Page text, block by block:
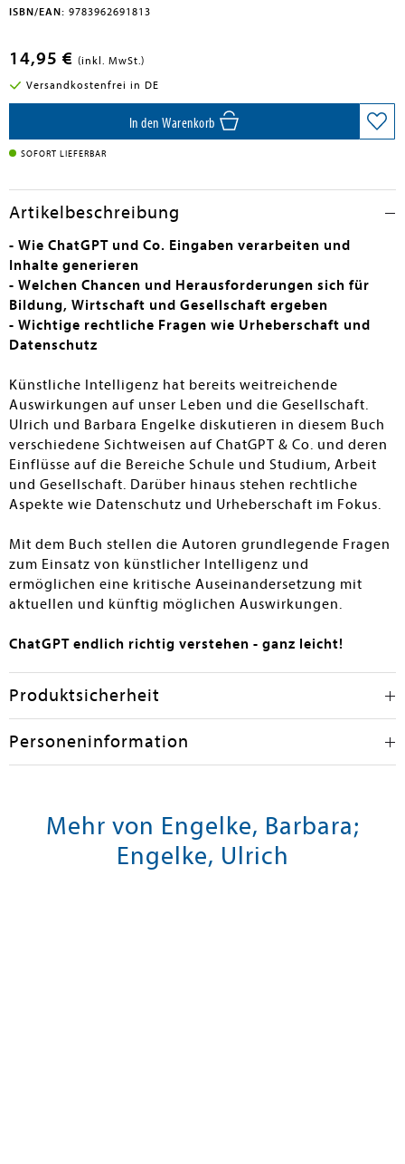
ISBN/EAN: 9783962691813
14,95 € (inkl. MwSt.)
Versandkostenfrei in DE
In den Warenkorb
SOFORT LIEFERBAR
Artikelbeschreibung
- Wie ChatGPT und Co. Eingaben verarbeiten und
Inhalte generieren
- Welchen Chancen und Herausforderungen sich für
Bildung, Wirtschaft und Gesellschaft ergeben
- Wichtige rechtliche Fragen wie Urheberschaft und
Datenschutz
Künstliche Intelligenz hat bereits weitreichende
Auswirkungen auf unser Leben und die Gesellschaft.
Ulrich und Barbara Engelke diskutieren in diesem Buch
verschiedene Sichtweisen auf ChatGPT & Co. und deren
Einflüsse auf die Bereiche Schule und Studium, Arbeit
und Gesellschaft. Darüber hinaus stehen rechtliche
Aspekte wie Datenschutz und Urheberschaft im Fokus.
Mit dem Buch stellen die Autoren grundlegende Fragen
zum Einsatz von künstlicher Intelligenz und
ermöglichen eine kritische Auseinandersetzung mit
aktuellen und künftig möglichen Auswirkungen.
ChatGPT endlich richtig verstehen - ganz leicht!
Produktsicherheit
Personeninformation
Mehr von Engelke, Barbara;
Engelke, Ulrich